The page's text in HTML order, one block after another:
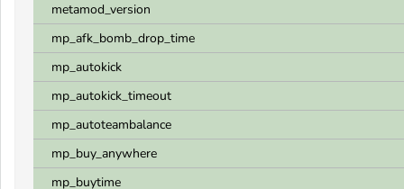
metamod_version
mp_afk_bomb_drop_time
mp_autokick
mp_autokick_timeout
mp_autoteambalance
mp_buy_anywhere
mp_buytime